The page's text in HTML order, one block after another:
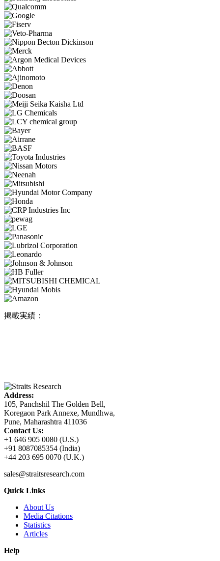
掲載実績：
Address:
105, Panchshil The Golden Bell,
Koregaon Park Annexe, Mundhwa,
Pune, Maharashtra 411036
Contact Us:
+1 646 905 0080 (U.S.)
+91 8087085354 (India)
+44 203 695 0070 (U.K.)
sales@straitsresearch.com
Quick Links
About Us
Media Citations
Statistics
Articles
Help